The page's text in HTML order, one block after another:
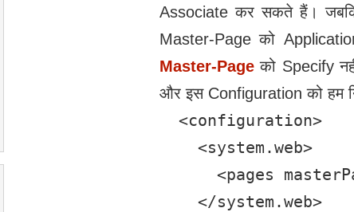
Associate कर सकते हैं।
Master-Page को
Master-Page को Specify
और इस Configuration को हम
  <configuration>
    <system.web>
<pages
    </system.web>